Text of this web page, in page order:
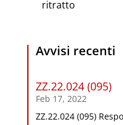
ritratto
Avvisi recenti
ZZ.22.024 (095)
Feb 17, 2022
ZZ.22.024 (095)